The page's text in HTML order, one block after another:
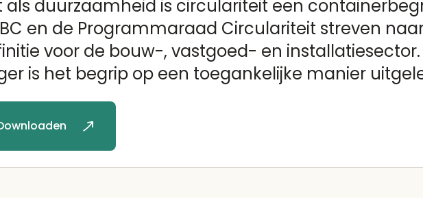
als duurzaamheid is circulariteit een
en de Programmaraad Circulariteit streven
voor de bouw-, vastgoed- en
is het begrip op een toegankelijke manier